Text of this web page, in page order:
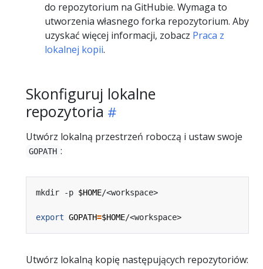
do repozytorium na GitHubie. Wymaga to
utworzenia własnego forka repozytorium. Aby
uzyskać więcej informacji, zobacz Praca z
lokalnej kopii.
Skonfiguruj lokalne
repozytoria
Utwórz lokalną przestrzeń roboczą i ustaw swoje
GOPATH :
mkdir -p $HOME
export GOPATH=$HOME
Utwórz lokalną kopię następujących repozytoriów: